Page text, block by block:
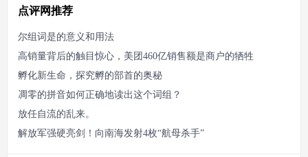
点评网推荐
尔组词是的意义和用法
高销量背后的触目惊心，美团460亿销售额是商户的牺牲
孵化新生命，探究孵的部首的奥秘
凋零的拼音如何正确地读出这个词组？
放任自流的乱来。
解放军强硬亮剑！向南海发射4枚“航母杀手”